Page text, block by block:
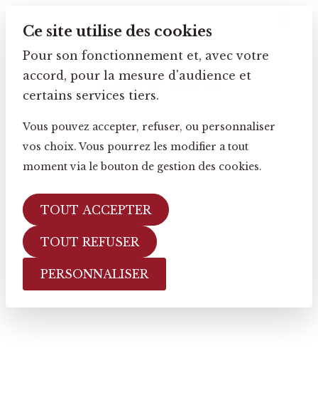
Ce site utilise des cookies
Pour son fonctionnement et, avec votre
accord, pour la mesure d'audience et
certains services tiers.
Vous pouvez accepter, refuser, ou personnaliser
vos choix. Vous pourrez les modifier a tout
moment via le bouton de gestion des cookies.
TOUT ACCEPTER
TOUT REFUSER
PERSONNALISER
Chêne Verte